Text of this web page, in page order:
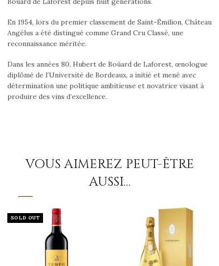
En 1954, lors du premier classement de Saint-Émilion, Château
Angélus a été distingué comme Grand Cru Classé, une
reconnaissance méritée.
Dans les années 80, Hubert de Boüard de Laforest, œnologue
diplômé de l’Université de Bordeaux, a initié et mené avec
détermination une politique ambitieuse et novatrice visant à
produire des vins d’excellence.
VOUS AIMEREZ PEUT-ÊTRE
AUSSI…
SOLD OUT